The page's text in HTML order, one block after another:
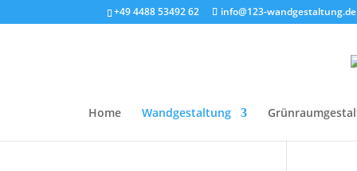
+49 4488 53492 62 info@123-wandgestaltung.de
Home Wandgestaltung